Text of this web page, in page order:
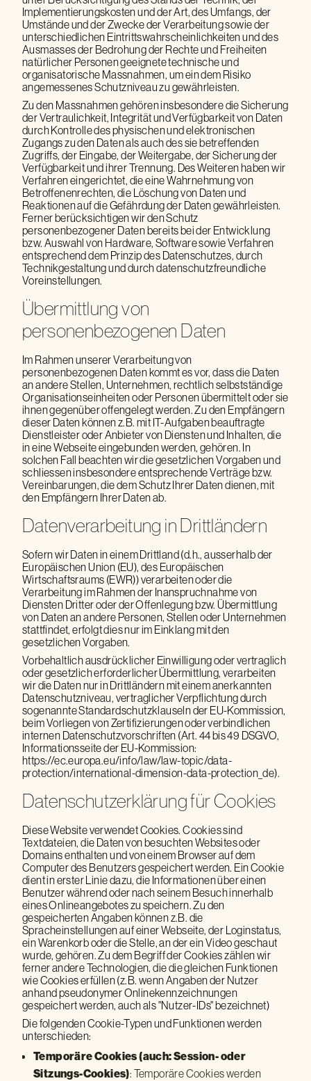
Implementierungskosten und der Art, des Umfangs, der
Umstände und der Zwecke der Verarbeitung sowie der
unterschiedlichen Eintrittswahrscheinlichkeiten und des
Ausmasses der Bedrohung der Rechte und Freiheiten
natürlicher Personen geeignete technische und
organisatorische Massnahmen, um ein dem Risiko
angemessenes Schutzniveau zu gewährleisten.
Zu den Massnahmen gehören insbesondere die Sicherung
der Vertraulichkeit, Integrität und Verfügbarkeit von Daten
durch Kontrolle des physischen und elektronischen
Zugangs zu den Daten als auch des sie betreffenden
Zugriffs, der Eingabe, der Weitergabe, der Sicherung der
Verfügbarkeit und ihrer Trennung. Des Weiteren haben wir
Verfahren eingerichtet, die eine Wahrnehmung von
Betroffenenrechten, die Löschung von Daten und
Reaktionen auf die Gefährdung der Daten gewährleisten.
Ferner berücksichtigen wir den Schutz
personenbezogener Daten bereits bei der Entwicklung
bzw. Auswahl von Hardware, Software sowie Verfahren
entsprechend dem Prinzip des Datenschutzes, durch
Technikgestaltung und durch datenschutzfreundliche
Voreinstellungen.
Übermittlung von
personenbezogenen Daten
Im Rahmen unserer Verarbeitung von
personenbezogenen Daten kommt es vor, dass die Daten
an andere Stellen, Unternehmen, rechtlich selbstständige
Organisationseinheiten oder Personen übermittelt oder sie
ihnen gegenüber offengelegt werden. Zu den Empfängern
dieser Daten können z.B. mit IT-Aufgaben beauftragte
Dienstleister oder Anbieter von Diensten und Inhalten, die
in eine Webseite eingebunden werden, gehören. In
solchen Fall beachten wir die gesetzlichen Vorgaben und
schliessen insbesondere entsprechende Verträge bzw.
Vereinbarungen, die dem Schutz Ihrer Daten dienen, mit
den Empfängern Ihrer Daten ab.
Datenverarbeitung in Drittländern
Sofern wir Daten in einem Drittland (d.h., ausserhalb der
Europäischen Union (EU), des Europäischen
Wirtschaftsraums (EWR)) verarbeiten oder die
Verarbeitung im Rahmen der Inanspruchnahme von
Diensten Dritter oder der Offenlegung bzw. Übermittlung
von Daten an andere Personen, Stellen oder Unternehmen
stattfindet, erfolgt dies nur im Einklang mit den
gesetzlichen Vorgaben.
Vorbehaltlich ausdrücklicher Einwilligung oder vertraglich
oder gesetzlich erforderlicher Übermittlung, verarbeiten
wir die Daten nur in Drittländern mit einem anerkannten
Datenschutzniveau, vertraglicher Verpflichtung durch
sogenannte Standardschutzklauseln der EU-Kommission,
beim Vorliegen von Zertifizierungen oder verbindlichen
internen Datenschutzvorschriften (Art. 44 bis 49 DSGVO,
Informationsseite der EU-Kommission:
https://ec.europa.eu/info/law/law-topic/data-
protection/international-dimension-data-protection_de).
Datenschutzerklärung für Cookies
Diese Website verwendet Cookies. Cookies sind
Textdateien, die Daten von besuchten Websites oder
Domains enthalten und von einem Browser auf dem
Computer des Benutzers gespeichert werden. Ein Cookie
dient in erster Linie dazu, die Informationen über einen
Benutzer während oder nach seinem Besuch innerhalb
eines Onlineangebotes zu speichern. Zu den
gespeicherten Angaben können z.B. die
Spracheinstellungen auf einer Webseite, der Loginstatus,
ein Warenkorb oder die Stelle, an der ein Video geschaut
wurde, gehören. Zu dem Begriff der Cookies zählen wir
ferner andere Technologien, die die gleichen Funktionen
wie Cookies erfüllen (z.B. wenn Angaben der Nutzer
anhand pseudonymer Onlinekennzeichnungen
gespeichert werden, auch als "Nutzer-IDs" bezeichnet)
Die folgenden Cookie-Typen und Funktionen werden
unterschieden:
Temporäre Cookies (auch: Session- oder
Sitzungs-Cookies): Temporäre Cookies werden